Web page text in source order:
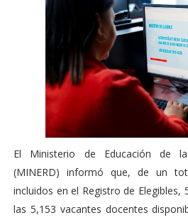
El Ministerio de Educación de la
(MINERD) informó que, de un
incluidos en el Registro de Elegibles,
las 5,153 vacantes docentes